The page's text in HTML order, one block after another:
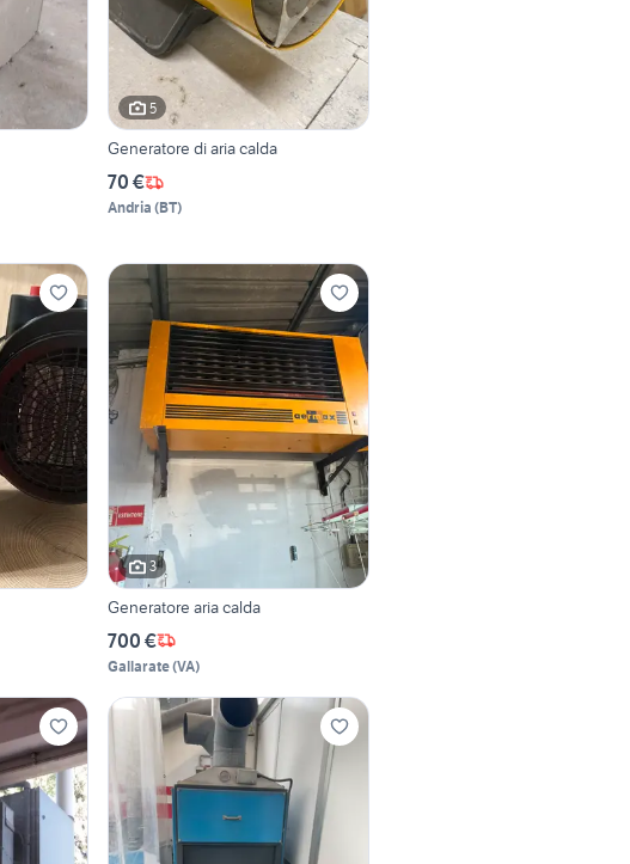
5
Generatore di aria calda
70 €
Andria (BT)
3
Generatore aria calda
700 €
Gallarate(VA)